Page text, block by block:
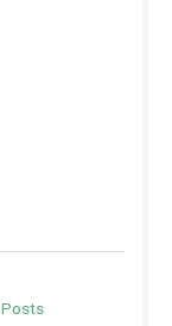
Posts